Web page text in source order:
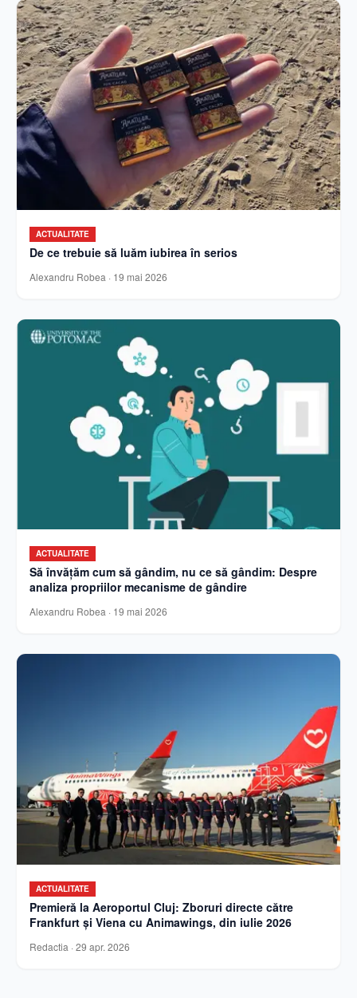
ACTUALITATE
De ce trebuie să luăm iubirea în serios
Alexandru Robea · 19 mai 2026
ACTUALITATE
Să învățăm cum să gândim, nu ce să gândim: Despre
analiza propriilor mecanisme de gândire
Alexandru Robea · 19 mai 2026
ACTUALITATE
Premieră la Aeroportul Cluj: Zboruri directe către
Frankfurt și Viena cu Animawings, din iulie 2026
Redactia · 29 apr. 2026